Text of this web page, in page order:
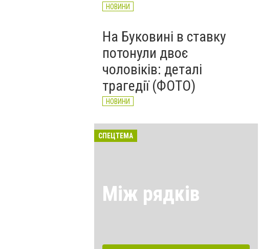
НОВИНИ
На Буковині в ставку
потонули двоє
чоловіків: деталі
трагедії (ФОТО)
НОВИНИ
СПЕЦТЕМА
Між рядків